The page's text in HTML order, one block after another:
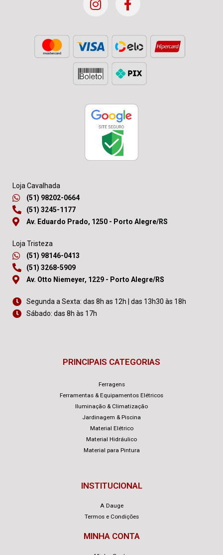
Loja Cavalhada
(51) 98202-0664
(51) 3245-1177
Av. Eduardo Prado, 1250 - Porto Alegre/RS
Loja Tristeza
(51) 98146-0413
(51) 3268-5909
Av. Otto Niemeyer, 1229 - Porto Alegre/RS
Segunda a Sexta: das 8h as 12h | das 13h30 às 18h
Sábado: das 8h às 17h
PRINCIPAIS CATEGORIAS
Ferragens
Ferramentas & Equipamentos Elétricos
Iluminação & Climatização
Jardinagem & Piscina
Material Elétrico
Material Hidráulico
Material para Pintura
INSTITUCIONAL
A Dauge
Termos e Condições
MINHA CONTA